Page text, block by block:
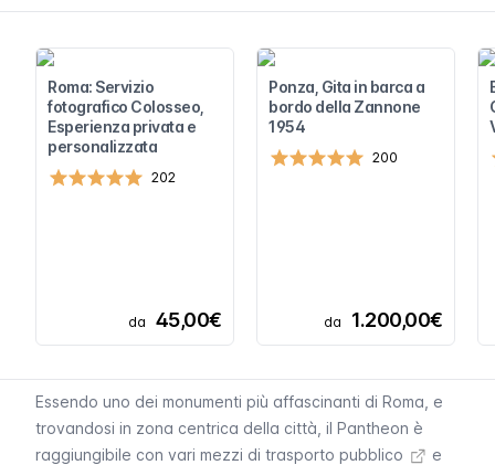
Roma: Servizio
fotografico Colosseo,
Esperienza privata e
personalizzata
202
da 45,00€
Ponza, Gita in barca a
bordo della Zannone
1954
200
da 1.200,00€
Essendo uno dei monumenti più affascinanti di Roma, e
trovandosi in zona centrica della città, il Pantheon è
raggiungibile con vari mezzi di trasporto pubblico
e